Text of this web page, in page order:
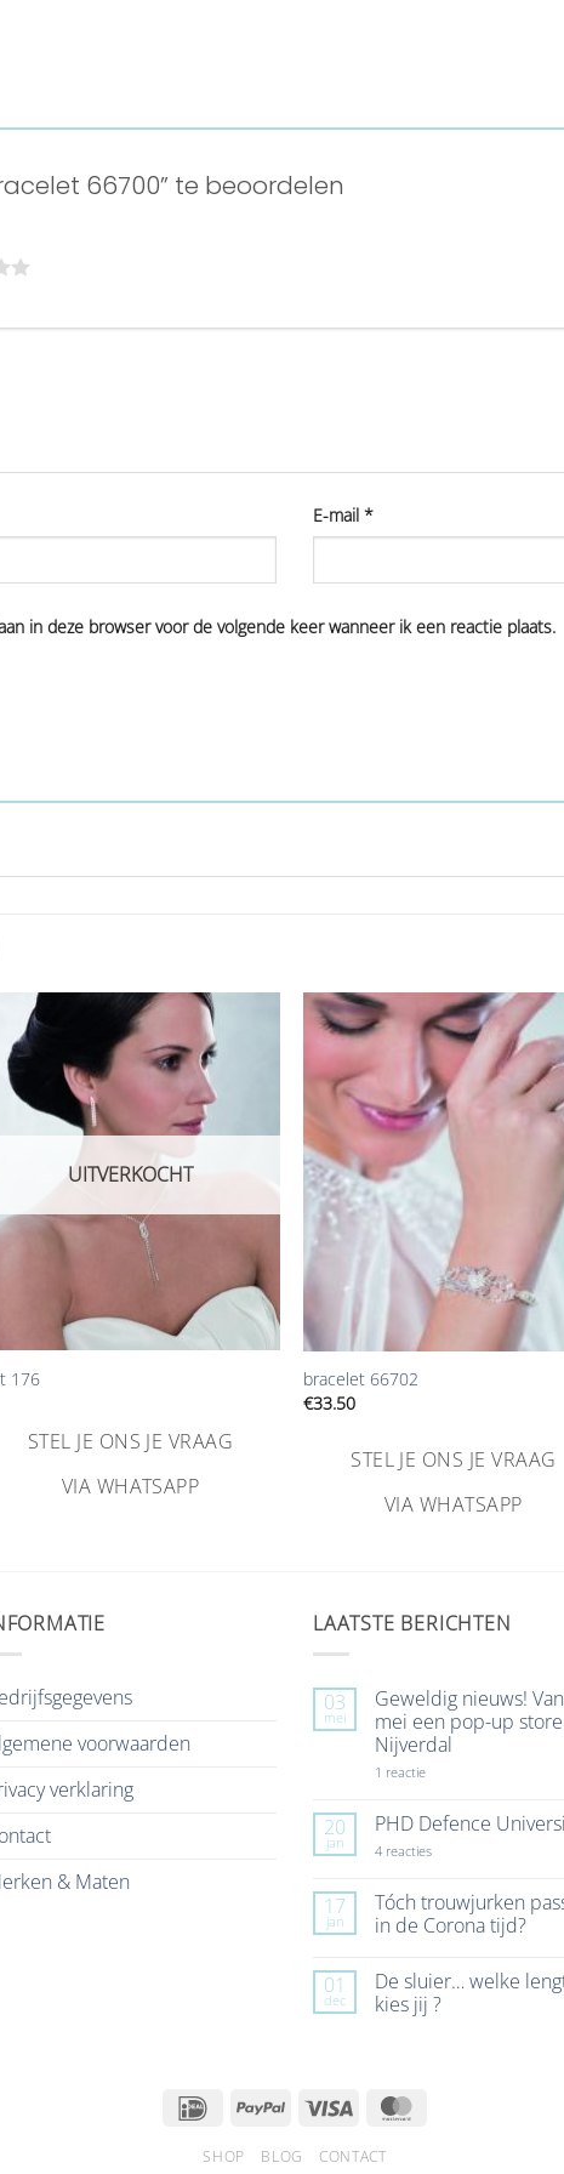
66700” te beoordelen
E-mail *
in deze browser voor de volgende keer wanneer ik een reactie plaats.
Aan
verlanglijst
toevoegen
UITVERKOCHT
176
STEL JE ONS JE VRAAG
VIA WHATSAPP
Aan
bracelet 66702
€33.50
STEL JE ONS JE VRAAG
VIA WHATSAPP
voorwaarden
verklaring
& Maten
LAATSTE BERICHTEN
03
mei
Geweldig nieuws!
mei een pop-up
Nijverdal
1 reactieop
Vanaf
7
mei
up
store
in
20
jan
PHD Defence
4 reactiesop
University
17
jan
Tóch trouwjurken
in de Corona tijd?
op
Tóch
trouwjurken
01
dec
De sluier… welke
kies jij ?
welke
lengte
jij
IDeal PayPal Visa
SHOP BLOG CONTACT